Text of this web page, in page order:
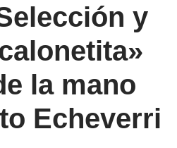
y
la mano
Echeverri